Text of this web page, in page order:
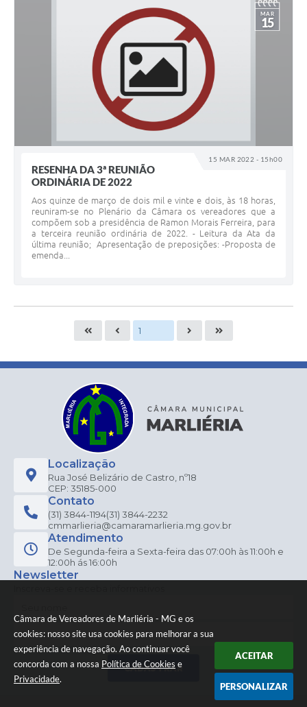
Câmara de Vereadores de Marliéria - MG e os
cookies: nosso site usa cookies para melhorar a sua
experiência de navegação. Ao continuar você
concorda com a nossa Política de Cookies e
Privacidade.
ACEITAR
PERSONALIZAR
15 MAR 2022 - 15h00
MAR
15
RESENHA DA 3ª REUNIÃO
ORDINÁRIA DE 2022
Aos quinze de março de dois mil e vinte e dois, às 18 horas,
reuniram-se no Plenário da Câmara os vereadores que a
compõem sob a presidência de Ramon Morais Ferreira, para
a terceira reunião ordinária de 2022. - Leitura da Ata da
última reunião; Apresentação de preposições: -Proposta de
emenda...
Localização
Rua José Belizário de Castro, nº18
CEP: 35185-000
Contato
(31) 3844-1194(31) 3844-2232
cmmarlieria@camaramarlieria.mg.gov.br
Atendimento
De Segunda-feira a Sexta-feira das 07:00h às 11:00h e
12:00h ás 16:00h
Newsletter
CADASTRAR